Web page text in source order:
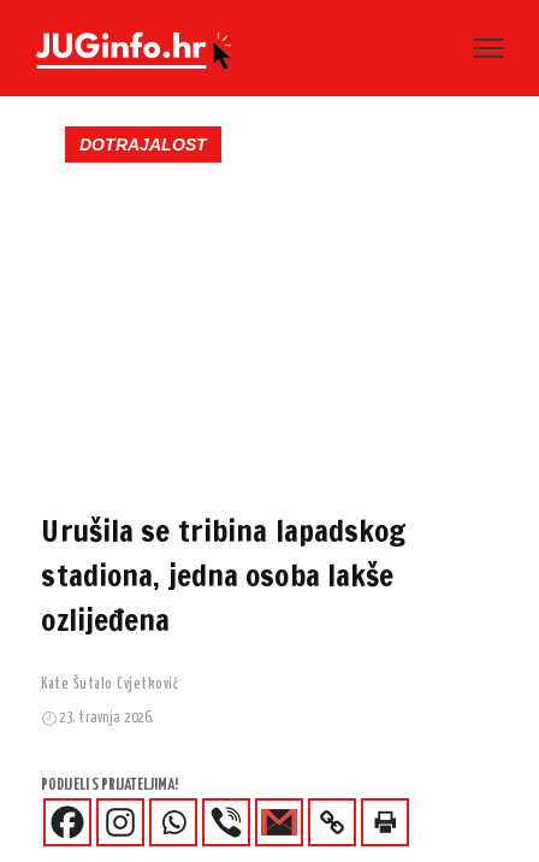
DOTRAJALOST
Urušila se tribina lapadskog
stadiona, jedna osoba lakše
ozlijeđena
Kate Šutalo Cvjetković
23. travnja 2026.
PODIJELI S PRIJATELJIMA!